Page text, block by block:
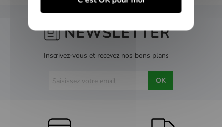
NEWSLETTER
Inscrivez-vous et recevez nos bons plans
OK